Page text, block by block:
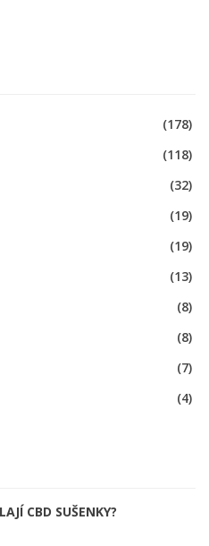
(178)
(118)
(32)
(19)
(19)
(13)
(8)
(8)
(7)
(4)
CBD SUŠENKY?